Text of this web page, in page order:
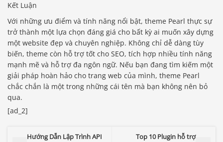
Kết Luận
Với những ưu điểm và tính năng nổi bật, theme Pearl thực sự
trở thành một lựa chọn đáng giá cho bất kỳ ai muốn xây dựng
một website đẹp và chuyên nghiệp. Không chỉ dễ dàng tùy
biến, theme còn hỗ trợ tốt cho SEO, tích hợp nhiều tính năng
mạnh mẽ và hỗ trợ đa ngôn ngữ. Nếu bạn đang tìm kiếm một
giải pháp hoàn hảo cho trang web của mình, theme Pearl
chắc chắn là một trong những cái tên mà bạn không nên bỏ
qua.
[ad_2]
Hướng Dẫn Lập Trình API
Top 10 Plugin hỗ trợ